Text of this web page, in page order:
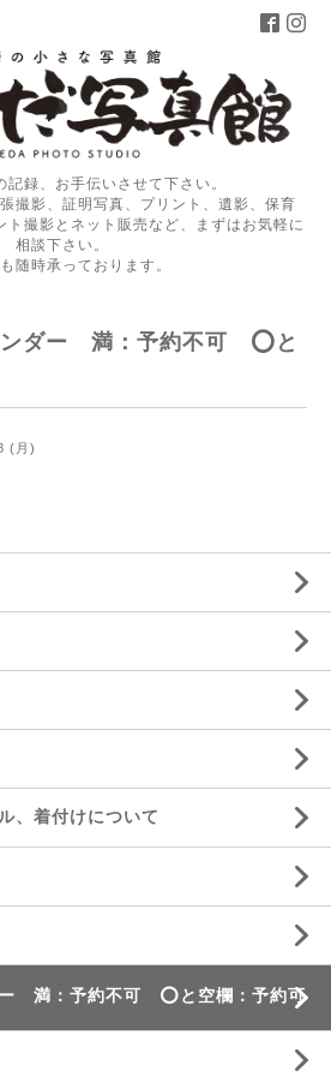
記録、お手伝いさせて下さい。
撮影、証明写真、プリント、遺影、保育
ト撮影とネット販売など、まずはお気軽に
相談下さい。
随時承っております。
ンダー 満：予約不可 ⭕️と
(月)
、着付けについて
ー 満：予約不可 ⭕️と空欄：予約可